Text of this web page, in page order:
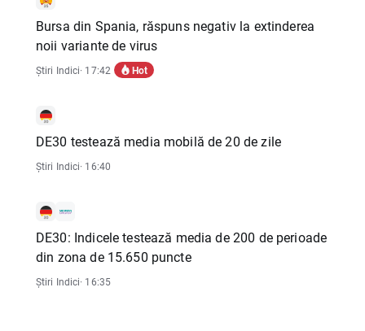
Bursa din Spania, răspuns negativ la extinderea
noii variante de virus
Știri Indici· 17:42 Hot
DE30 testează media mobilă de 20 de zile
Știri Indici· 16:40
DE30: Indicele testează media de 200 de perioade
din zona de 15.650 puncte
Știri Indici· 16:35